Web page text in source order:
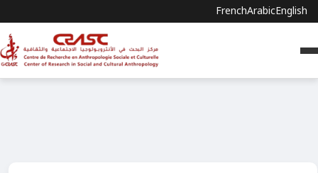
FrenchArabicEnglish